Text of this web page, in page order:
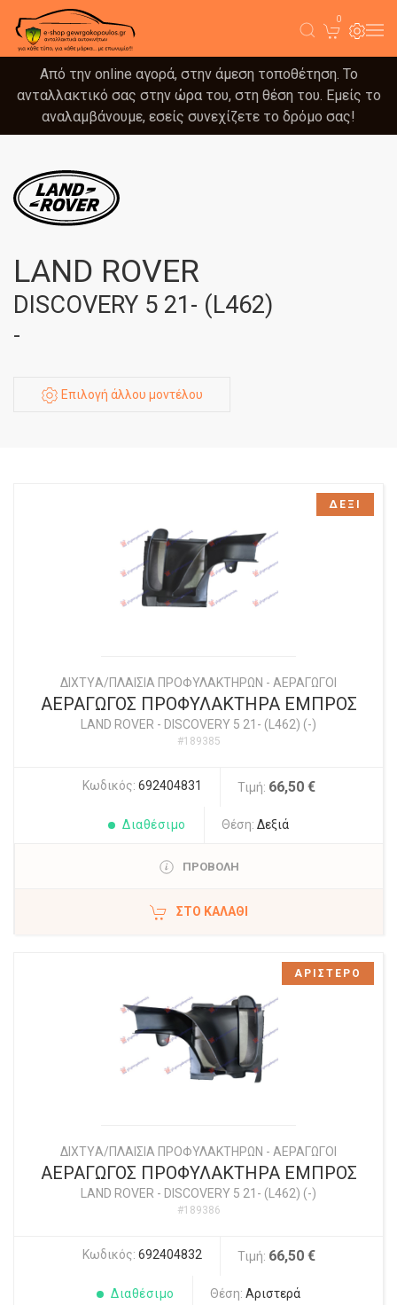
0
Από την online αγορά, στην άμεση τοποθέτηση. Το
ανταλλακτικό σας στην ώρα του, στη θέση του. Εμείς το
αναλαμβάνουμε, εσείς συνεχίζετε το δρόμο σας!
LAND ROVER
DISCOVERY 5 21- (L462)
-
Επιλογή άλλου μοντέλου
ΔΙΧΤYΑ/ΠΛΑΙΣΙΑ ΠΡΟΦΥΛΑΚΤΗΡΩΝ - ΑΕΡΑΓΩΓΟΙ
ΑΕΡΑΓΩΓΟΣ ΠΡΟΦΥΛΑΚΤΗΡΑ ΕΜΠΡΟΣ
LAND ROVER - DISCOVERY 5 21- (L462) (-)
#189385
Κωδικός: 692404831 Τιμή: 66,50 €
Διαθέσιμο Θέση: Δεξιά
ΠΡΟΒΟΛΗ
ΣΤΟ ΚΑΛΆΘΙ
ΔΕΞΙ
ΔΙΧΤYΑ/ΠΛΑΙΣΙΑ ΠΡΟΦΥΛΑΚΤΗΡΩΝ - ΑΕΡΑΓΩΓΟΙ
ΑΕΡΑΓΩΓΟΣ ΠΡΟΦΥΛΑΚΤΗΡΑ ΕΜΠΡΟΣ
LAND ROVER - DISCOVERY 5 21- (L462) (-)
#189386
Κωδικός: 692404832 Τιμή: 66,50 €
Διαθέσιμο Θέση: Αριστερά
ΑΡΙΣΤΕΡΟ